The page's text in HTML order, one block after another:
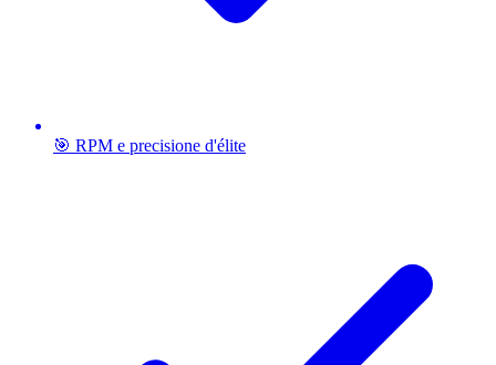
🎯 RPM e precisione d'élite